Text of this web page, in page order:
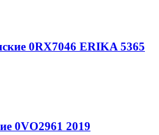
0RX7046 ERIKA 5365
0VO2961 2019